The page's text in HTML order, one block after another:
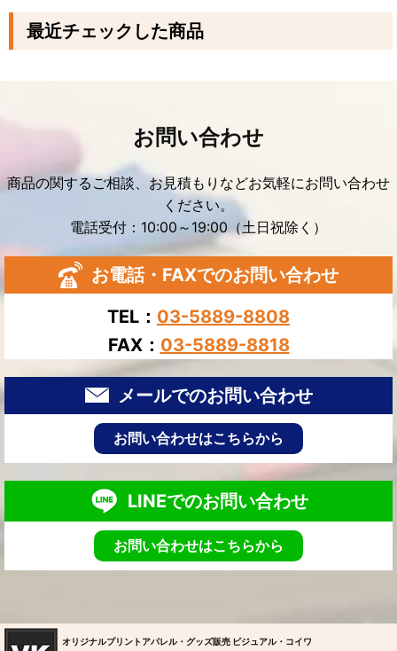
最近チェックした商品
お問い合わせ
商品の関するご相談、お見積もりなどお気軽にお問い合わせ
ください。
電話受付：10:00～19:00（土日祝除く）
お電話・FAXでのお問い合わせ
TEL： 03-5889-8808
FAX： 03-5889-8818
メールでのお問い合わせ
お問い合わせはこちらから
LINEでのお問い合わせ
お問い合わせはこちらから
オリジナルプリントアパレル・グッズ販売 ビジュアル・コイワ